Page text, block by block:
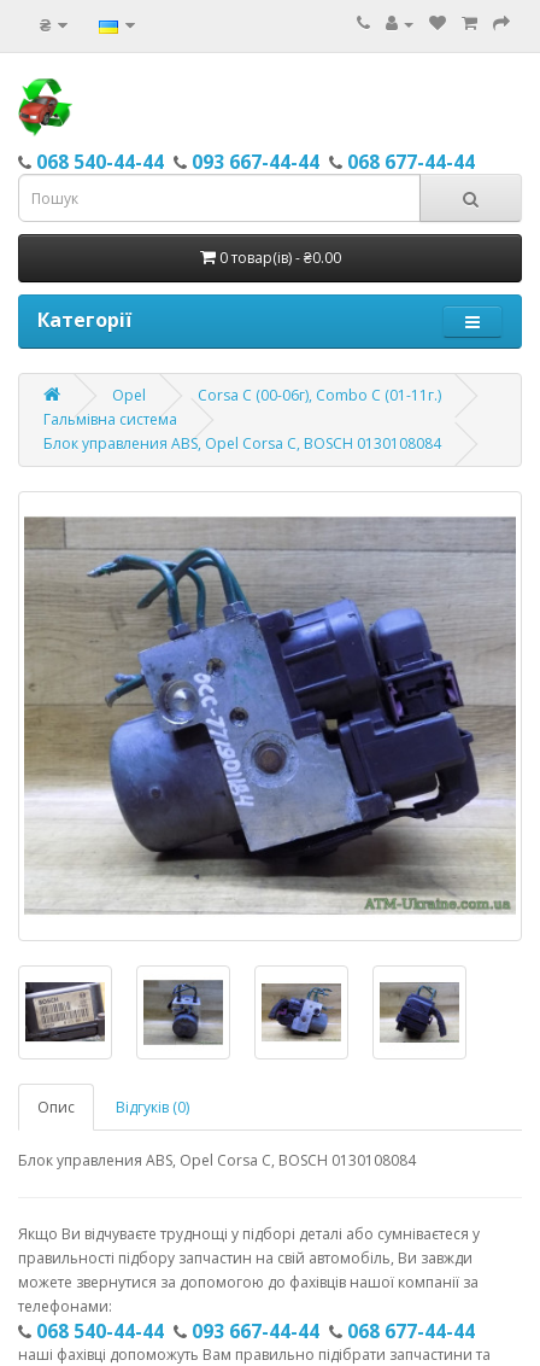
₴
068 540-44-44 093 667-44-44 068 677-44-44
0 товар(ів) - ₴0.00
Категорії
Opel
Corsa С (00-06г), Combo C (01-11г.)
Гальмівна система
Блок управления ABS, Opel Corsa C, BOSCH 0130108084
Опис Відгуків (0)
Блок управления ABS, Opel Corsa C, BOSCH 0130108084
Якщо Ви відчуваєте труднощі у підборі деталі або сумніваєтеся у
правильності підбору запчастин на свій автомобіль, Ви завжди
можете звернутися за допомогою до фахівців нашої компанії за
телефонами:
068 540-44-44 093 667-44-44 068 677-44-44
наші фахівці допоможуть Вам правильно підібрати запчастини та